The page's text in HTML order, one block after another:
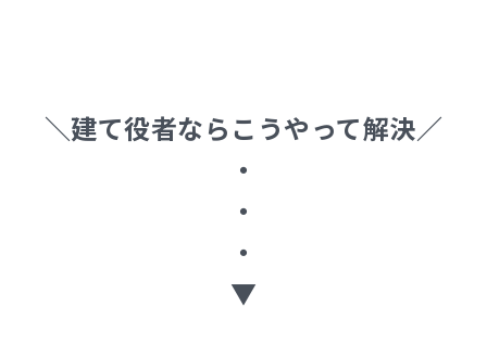
＼建て役者ならこうやって解決／
・
・
・
▼